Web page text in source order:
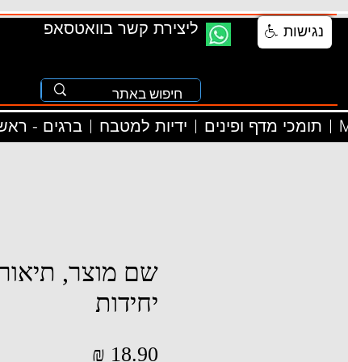
ליצירת קשר בוואטסאפ
ברגים - ידיות למטבח תומכי מדף ופינים
שם מוצר,
יחידות
נגישות